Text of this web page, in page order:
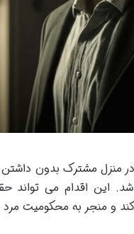
منزل مشترک بدون
این اقدام می تواند
و منجر به محکومیت